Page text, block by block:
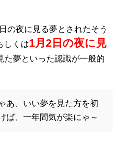
の夜に見る夢とされたそう
しくは1月2日の夜に見
た夢といった認識が一般的
あ、いい夢を見た方を初
ば、一年間気が楽にゃ～